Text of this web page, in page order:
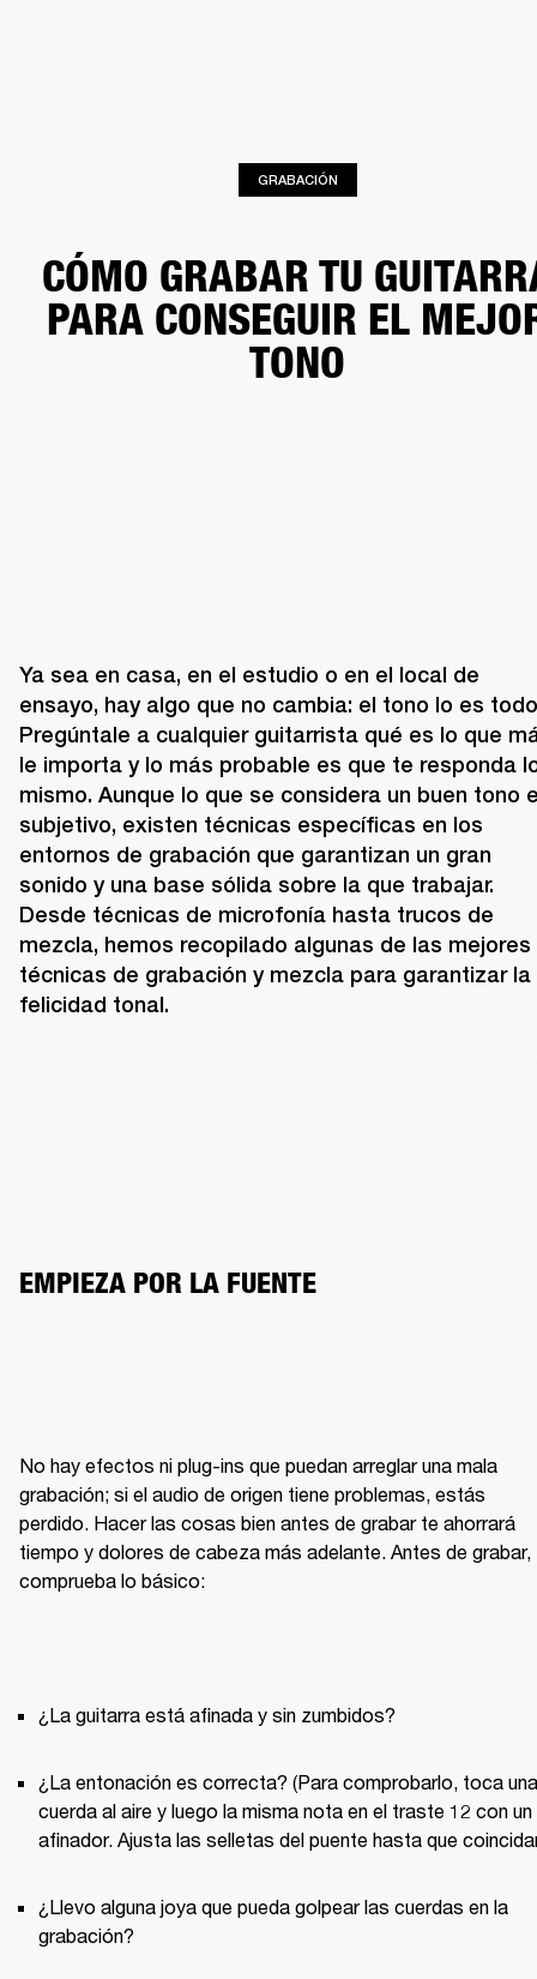
GRABACIÓN
CÓMO GRABAR TU
PARA CONSEGUIR EL
TONO
Ya sea en casa, en el estudio o en el local de
ensayo, hay algo que no cambia: el tono lo es
Pregúntale a cualquier guitarrista qué es lo que
le importa y lo más probable es que te responda
mismo. Aunque lo que se considera un buen tono
subjetivo, existen técnicas específicas en los
entornos de grabación que garantizan un gran
sonido y una base sólida sobre la que trabajar.
Desde técnicas de microfonía hasta trucos de
mezcla, hemos recopilado algunas de las mejores
técnicas de grabación y mezcla para garantizar la
felicidad tonal.
EMPIEZA POR LA FUENTE
No hay efectos ni plug-ins que puedan arreglar una mala
grabación; si el audio de origen tiene problemas, estás
perdido. Hacer las cosas bien antes de grabar te ahorrará
tiempo y dolores de cabeza más adelante. Antes de grabar,
comprueba lo básico:
¿La entonación es correcta? (Para comprobarlo, toca una
cuerda al aire y luego la misma nota en el traste 12 con un
¿Llevo alguna joya que pueda golpear las cuerdas en la